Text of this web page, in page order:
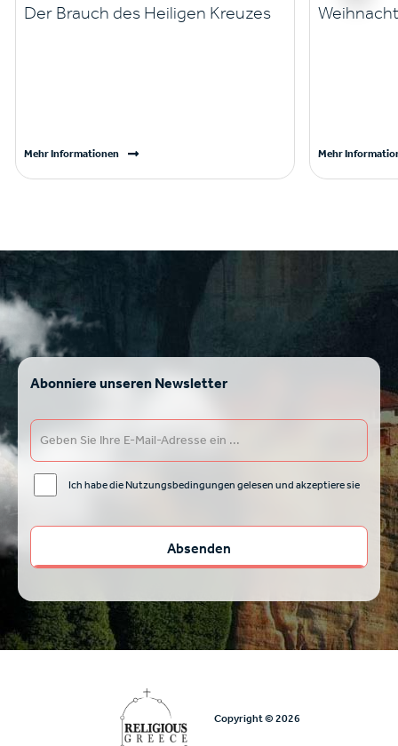
Der Brauch des Heiligen Kreuzes
Mehr Informationen Mehr
Abonniere unseren Newsletter
Ich habe die Nutzungsbedingungen gelesen und akzeptiere sie
Copyright © 2026